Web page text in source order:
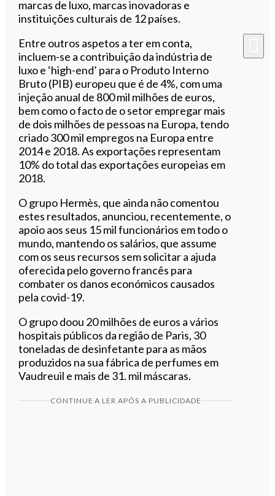
marcas de luxo, marcas inovadoras e
instituições culturais de 12 países.
Entre outros aspetos a ter em conta,
incluem-se a contribuição da indústria de
luxo e ‘high-end’ para o Produto Interno
Bruto (PIB) europeu que é de 4%, com uma
injeção anual de 800 mil milhões de euros,
bem como o facto de o setor empregar mais
de dois milhões de pessoas na Europa, tendo
criado 300 mil empregos na Europa entre
2014 e 2018. As exportações representam
10% do total das exportações europeias em
2018.
O grupo Hermès, que ainda não comentou
estes resultados, anunciou, recentemente, o
apoio aos seus 15 mil funcionários em todo o
mundo, mantendo os salários, que assume
com os seus recursos sem solicitar a ajuda
oferecida pelo governo francês para
combater os danos económicos causados
pela covid-19.
O grupo doou 20 milhões de euros a vários
hospitais públicos da região de Paris, 30
toneladas de desinfetante para as mãos
produzidos na sua fábrica de perfumes em
Vaudreuil e mais de 31. mil máscaras.
CONTINUE A LER APÓS A PUBLICIDADE